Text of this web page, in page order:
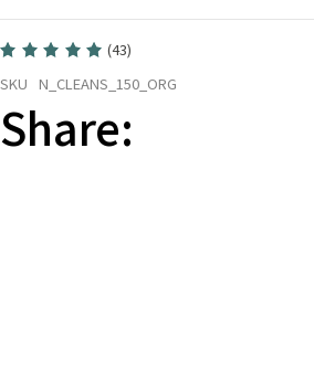
(43)
SKU N_CLEANS_150_ORG
Share: